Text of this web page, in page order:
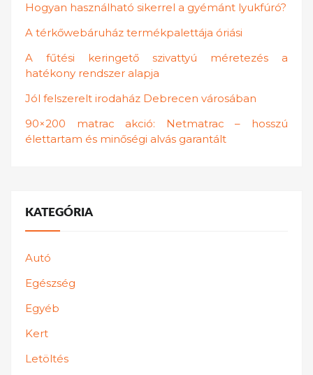
Hogyan használható sikerrel a gyémánt lyukfúró?
A térkőwebáruház termékpalettája óriási
A fűtési keringető szivattyú méretezés a
hatékony rendszer alapja
Jól felszerelt irodaház Debrecen városában
90×200 matrac akció: Netmatrac – hosszú
élettartam és minőségi alvás garantált
KATEGÓRIA
Autó
Egészség
Egyéb
Kert
Letöltés